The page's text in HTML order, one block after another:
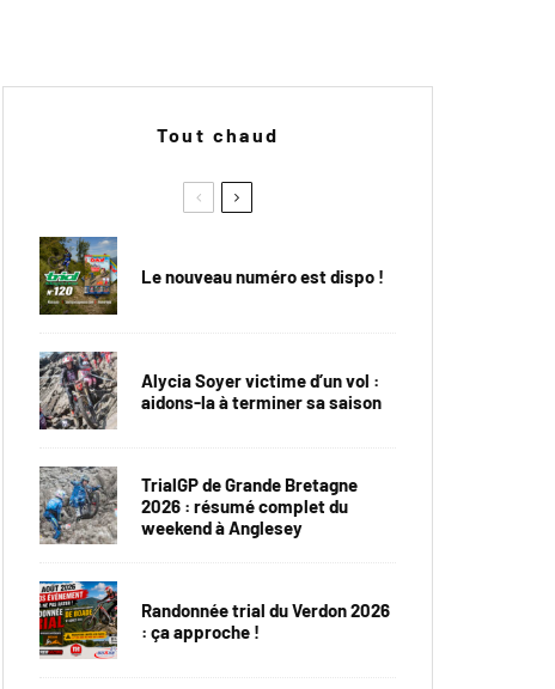
Tout chaud
Le nouveau numéro est dispo !
Alycia Soyer victime d’un vol :
aidons-la à terminer sa saison
TrialGP de Grande Bretagne
2026 : résumé complet du
weekend à Anglesey
Randonnée trial du Verdon 2026
: ça approche !